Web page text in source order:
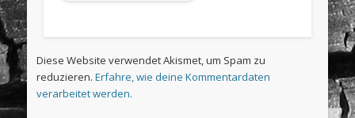
Diese Website verwendet Akismet, um Spam zu
reduzieren.Erfahre, wie deine Kommentardaten
verarbeitet werden.